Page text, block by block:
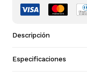
Descripción
Especificaciones